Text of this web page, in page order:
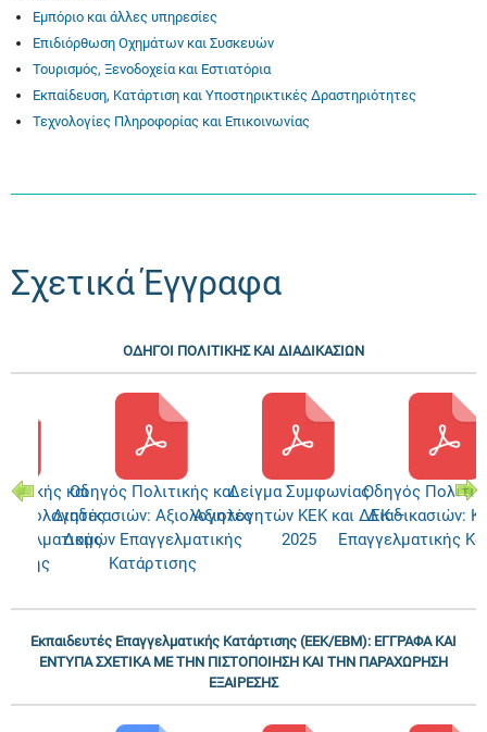
Εμπόριο και άλλες υπηρεσίες
Επιδιόρθωση Οχημάτων και Συσκευών
Τουρισμός, Ξενοδοχεία και Εστιατόρια
Εκπαίδευση, Κατάρτιση και Υποστηρικτικές Δραστηριότητες
Τεχνολογίες Πληροφορίας και Επικοινωνίας
Σχετικά Έγγραφα
ΟΔΗΓΟΙ ΠΟΛΙΤΙΚΗΣ ΚΑΙ ΔΙΑΔΙΚΑΣΙΩΝ
και
Αξιολογητές
Οδηγός Πολιτικής και
Διαδικασιών: Αξιολογητές
Δομών Επαγγελματικής
Κατάρτισης
Δείγμα Συμφωνίας
Αξιολογητών ΚΕΚ και ΔΕΚ –
2025
Οδηγός
Διαδικασιών:
Επαγγελματικής
Εκπαιδευτές Επαγγελματικής Κατάρτισης (ΕΕΚ/ΕΒΜ): ΕΓΓΡΑΦΑ ΚΑΙ
ΕΝΤΥΠΑ ΣΧΕΤΙΚΑ ΜΕ ΤΗΝ ΠΙΣΤΟΠΟΙΗΣΗ ΚΑΙ ΤΗΝ ΠΑΡΑΧΩΡΗΣΗ
ΕΞΑΙΡΕΣΗΣ